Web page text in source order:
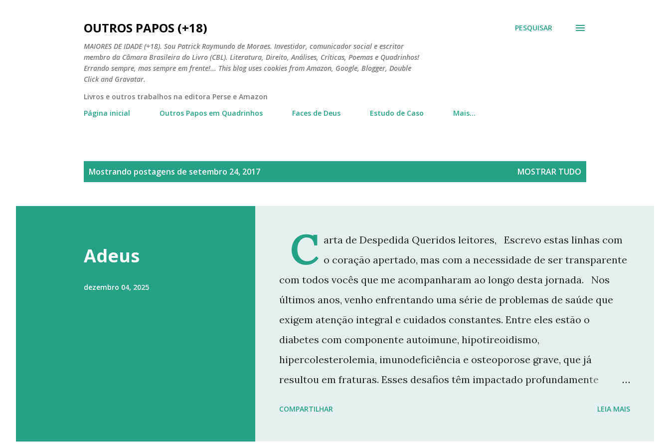
OUTROS PAPOS (+18)
MAIORES DE IDADE (+18). Sou Patrick Raymundo de Moraes. Investidor, comunicador social e escritor
membro da Câmara Brasileira do Livro (CBL). Literatura, Direito, Análises, Críticas, Poemas e Quadrinhos!
Errando sempre, mas sempre em frente!... This blog uses cookies from Amazon, Google, Blogger, Double
Click and Gravatar.
PESQUISAR
Livros e outros trabalhos na editora Perse e Amazon
Página inicial
Outros Papos em Quadrinhos Faces de Deus Estudo de Caso Mais…
s
Mostrando postagens de setembro 24, 2017 MOSTRAR TUDO
Adeus
dezembro 04, 2025
C arta de Despedida Queridos leitores, Escrevo estas linhas com
o coração apertado, mas com a necessidade de ser transparente
com todos vocês que me acompanharam ao longo desta jornada. Nos
últimos anos, venho enfrentando uma série de problemas de saúde que
exigem atenção integral e cuidados constantes. Entre eles estão o
diabetes com componente autoimune, hipotireoidismo,
hipercolesterolemia, imunodeficiência e osteoporose grave, que já
resultou em fraturas. Esses desafios têm impactado profundamente
decisão de dar uma pausa no blog. Não posso garantir quando — ou se —
COMPARTILHAR LEIA MAIS